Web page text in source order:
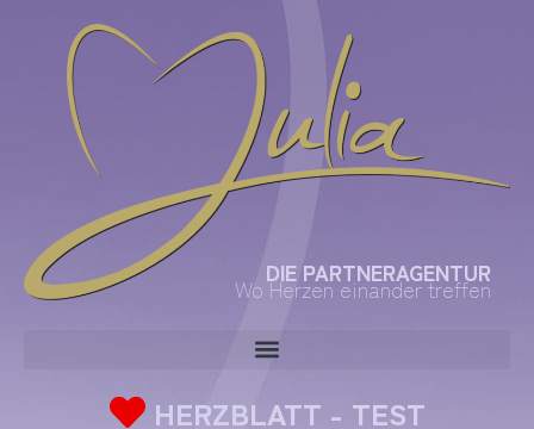
Wo Herzen einander treffen
DIE PARTNERAGENTUR
HERZBLATT - TEST